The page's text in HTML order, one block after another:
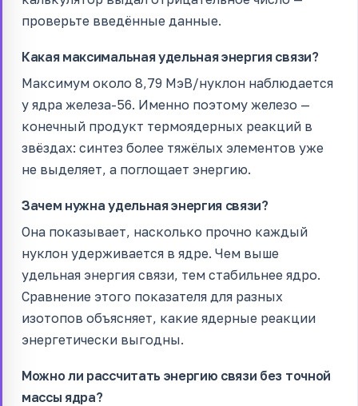
проверьте введённые данные.
Какая максимальная удельная энергия связи?
Максимум около 8,79 МэВ/нуклон наблюдается
у ядра железа-56. Именно поэтому железо —
конечный продукт термоядерных реакций в
звёздах: синтез более тяжёлых элементов уже
не выделяет, а поглощает энергию.
Зачем нужна удельная энергия связи?
Она показывает, насколько прочно каждый
нуклон удерживается в ядре. Чем выше
удельная энергия связи, тем стабильнее ядро.
Сравнение этого показателя для разных
изотопов объясняет, какие ядерные реакции
энергетически выгодны.
Можно ли рассчитать энергию связи без точной
массы ядра?